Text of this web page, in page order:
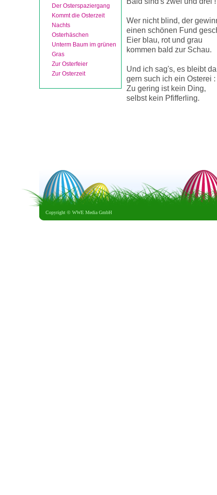
Der Osterspaziergang
Kommt die Osterzeit
Nachts
Osterhäschen
Unterm Baum im grünen
Gras
Zur Osterfeier
Zur Osterzeit
Wer nicht blind, der
einen schönen Fund
Eier blau, rot und grau
kommen bald zur Schau.
Und ich sag's, es bleibt
gern such ich ein Osterei :
Zu gering ist kein Ding,
selbst kein Pfifferling.
Copyright © WWE Media GmbH